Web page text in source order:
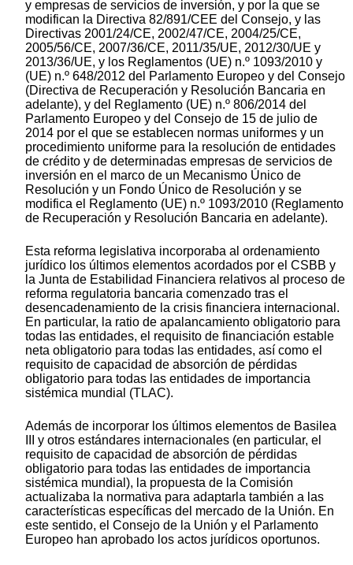
y empresas de servicios de inversión, y por la que se
modifican la Directiva 82/891/CEE del Consejo, y las
Directivas 2001/24/CE, 2002/47/CE, 2004/25/CE,
2005/56/CE, 2007/36/CE, 2011/35/UE, 2012/30/UE y
2013/36/UE, y los Reglamentos (UE) n.º 1093/2010 y
(UE) n.º 648/2012 del Parlamento Europeo y del Consejo
(Directiva de Recuperación y Resolución Bancaria en
adelante), y del Reglamento (UE) n.º 806/2014 del
Parlamento Europeo y del Consejo de 15 de julio de
2014 por el que se establecen normas uniformes y un
procedimiento uniforme para la resolución de entidades
de crédito y de determinadas empresas de servicios de
inversión en el marco de un Mecanismo Único de
Resolución y un Fondo Único de Resolución y se
modifica el Reglamento (UE) n.º 1093/2010 (Reglamento
de Recuperación y Resolución Bancaria en adelante).
Esta reforma legislativa incorporaba al ordenamiento
jurídico los últimos elementos acordados por el CSBB y
la Junta de Estabilidad Financiera relativos al proceso de
reforma regulatoria bancaria comenzado tras el
desencadenamiento de la crisis financiera internacional.
En particular, la ratio de apalancamiento obligatorio para
todas las entidades, el requisito de financiación estable
neta obligatorio para todas las entidades, así como el
requisito de capacidad de absorción de pérdidas
obligatorio para todas las entidades de importancia
sistémica mundial (TLAC).
Además de incorporar los últimos elementos de Basilea
III y otros estándares internacionales (en particular, el
requisito de capacidad de absorción de pérdidas
obligatorio para todas las entidades de importancia
sistémica mundial), la propuesta de la Comisión
actualizaba la normativa para adaptarla también a las
características específicas del mercado de la Unión. En
este sentido, el Consejo de la Unión y el Parlamento
Europeo han aprobado los actos jurídicos oportunos.